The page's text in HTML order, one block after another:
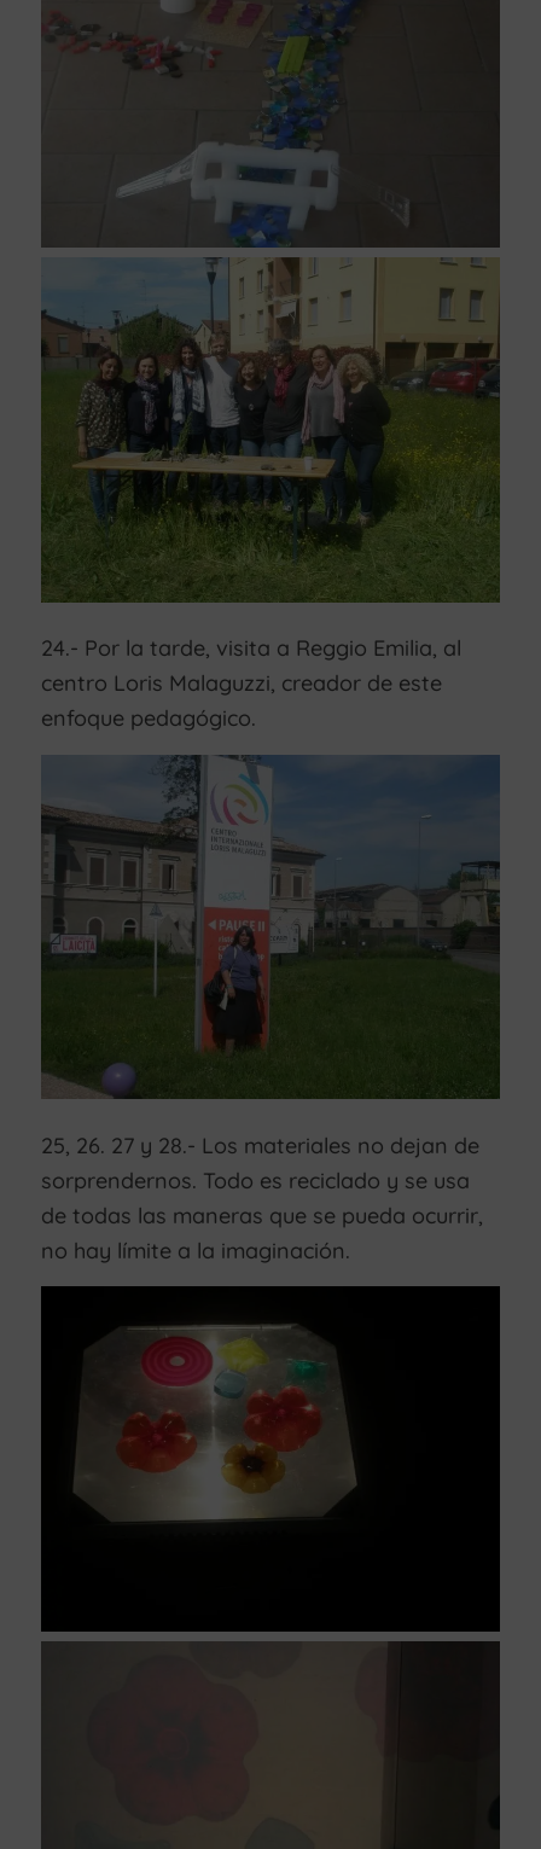
24.- Por la tarde, visita a Reggio Emilia, al
centro Loris Malaguzzi, creador de este
enfoque pedagógico.
25, 26. 27 y 28.- Los materiales no dejan de
sorprendernos. Todo es reciclado y se usa
de todas las maneras que se pueda ocurrir,
no hay límite a la imaginación.